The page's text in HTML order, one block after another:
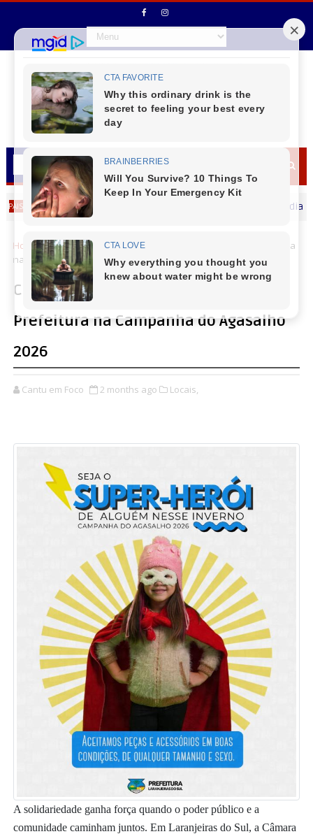
Secretário de Fazenda Maurício Osciany deseja um Feliz dia dos Pais
Home Locais
Câmara de Vereadores é parceira da Prefeitura
na Campanha do Agasalho 2026
Câmara de Vereadores é parceira da
Prefeitura na Campanha do Agasalho
2026
Cantu em Foco 2 months ago Locais,
A solidariedade ganha força quando o poder público e a
comunidade caminham juntos. Em Laranjeiras do Sul, a Câmara